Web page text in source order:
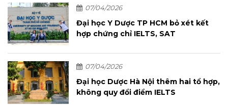
07/04/2026
Đại học Y Dược TP HCM bỏ xét kết
hợp chứng chỉ IELTS, SAT
07/04/2026
Đại học Dược Hà Nội thêm hai tổ hợp,
không quy đổi điểm IELTS